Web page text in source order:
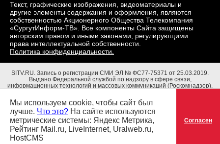
Текст, графические изображения, видеоматериалы и
другие элементы содержания и оформления, являются
собственностью Акционерного Общества Телекомпания
«СургутИнформ-ТВ». Все компоненты Сайта защищены
авторским правом и иными законами, регулирующими
права интеллектуальной собственности.
Политика конфиденциальности.
SITV.RU. Запись о регистрации СМИ ЭЛ № ФС77-75371 от 25.03.2019.
Выдано Федеральной службой по надзору в сфере связи,
информационных технологий и массовых коммуникаций (Роскомнадзор).
Адрес редакции: 628403, Тюменская обл., ХМАО - Югра, г. Сургут, ул.
Маяковского, д. 16. Главный редактор: Чубенко В.Л.
Мы используем cookie, чтобы сайт был
лучше. Что это? На сайте используются
метрические системы: Яндекс Метрика,
Рейтинг Mail.ru, LiveInternet, Uralweb.ru,
HostCMS
Согласен